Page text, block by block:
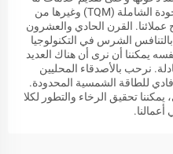
بعد البيع، قمنا بتبني نظام إدارة الجودة الشاملة (TQM) وغيرها من
القرن الحادي والعشرون
الشرس في التكنولوجيا
يمكننا أن نرى أن هناك العديد
نرحب بالأصدقاء المحليين
للطاقة الشمسية المحدودة.
تحقيق الرخاء والتطور لكلا